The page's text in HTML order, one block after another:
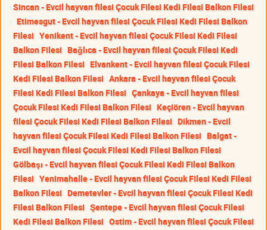
Sincan - Evcil hayvan filesi Çocuk Filesi Kedi Filesi Balkon Filesi
Etimesgut - Evcil hayvan filesi Çocuk Filesi Kedi Filesi Balkon
Filesi Yenikent - Evcil hayvan filesi Çocuk Filesi Kedi Filesi
Balkon Filesi Bağlıca - Evcil hayvan filesi Çocuk Filesi Kedi
Filesi Balkon Filesi Elvankent - Evcil hayvan filesi Çocuk Filesi
Kedi Filesi Balkon Filesi Ankara - Evcil hayvan filesi Çocuk
Filesi Kedi Filesi Balkon Filesi Çankaya - Evcil hayvan filesi
Çocuk Filesi Kedi Filesi Balkon Filesi Keçiören - Evcil hayvan
filesi Çocuk Filesi Kedi Filesi Balkon Filesi Dikmen - Evcil
hayvan filesi Çocuk Filesi Kedi Filesi Balkon Filesi Balgat -
Evcil hayvan filesi Çocuk Filesi Kedi Filesi Balkon Filesi
Gölbaşı - Evcil hayvan filesi Çocuk Filesi Kedi Filesi Balkon
Filesi Yenimahalle - Evcil hayvan filesi Çocuk Filesi Kedi Filesi
Balkon Filesi Demetevler - Evcil hayvan filesi Çocuk Filesi Kedi
Filesi Balkon Filesi Şentepe - Evcil hayvan filesi Çocuk Filesi
Kedi Filesi Balkon Filesi Ostim - Evcil hayvan filesi Çocuk Filesi